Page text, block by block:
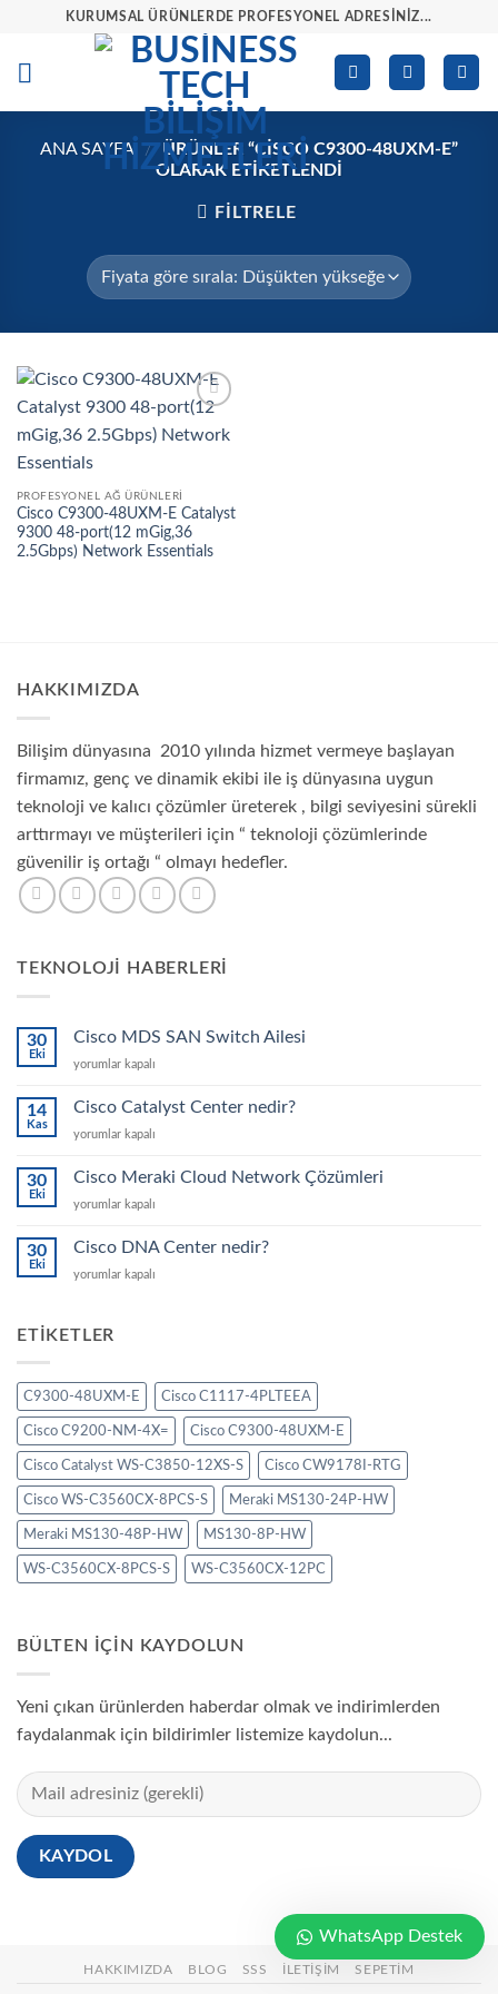
KURUMSAL ÜRÜNLERDE PROFESYONEL ADRESINIZ...
ANA SAYFA / ÜRÜNLER “CISCO C9300-48UXM-E”
OLARAK ETIKETLENDI
FILTRELE
listesine
PROFESYONEL AĞ ÜRÜNLERI
Cisco C9300-48UXM-E Catalyst
9300 48-port(12 mGig,36
2.5Gbps) Network Essentials
HAKKIMIZDA
Bilişim dünyasına 2010 yılında hizmet vermeye başlayan
firmamız, genç ve dinamik ekibi ile iş dünyasına uygun
teknoloji ve kalıcı çözümler üreterek , bilgi seviyesini sürekli
arttırmayı ve müşterileri için “ teknoloji çözümlerinde
güvenilir iş ortağı “ olmayı hedefler.
TEKNOLOJI HABERLERI
30
Eki
Cisco MDS SAN Switch Ailesi
Cisco
SAN
Ailesi
yorumlar kapalı
14
Kas
Cisco Catalyst Center nedir?
Cisco
Center
için
yorumlar kapalı
30
Eki
Cisco Meraki Cloud Network Çözümleri
Cisco
Cloud
Çözümleri
yorumlar kapalı
30
Eki
Cisco DNA Center nedir?
Cisco
nedir?
yorumlar kapalı
ETIKETLER
C9300-48UXM-E Cisco C1117-4PLTEEA
Cisco C9200-NM-4X= Cisco C9300-48UXM-E
Cisco Catalyst WS-C3850-12XS-S Cisco CW9178I-RTG
Cisco WS-C3560CX-8PCS-S Meraki MS130-24P-HW
Meraki MS130-48P-HW MS130-8P-HW
WS-C3560CX-8PCS-S WS-C3560CX-12PC
BÜLTEN IÇIN KAYDOLUN
Yeni çıkan ürünlerden haberdar olmak ve indirimlerden
faydalanmak için bildirimler listemize kaydolun...
HAKKIMIZDA BLOG SSS İLETIŞIM SEPETIM
WhatsApp Destek